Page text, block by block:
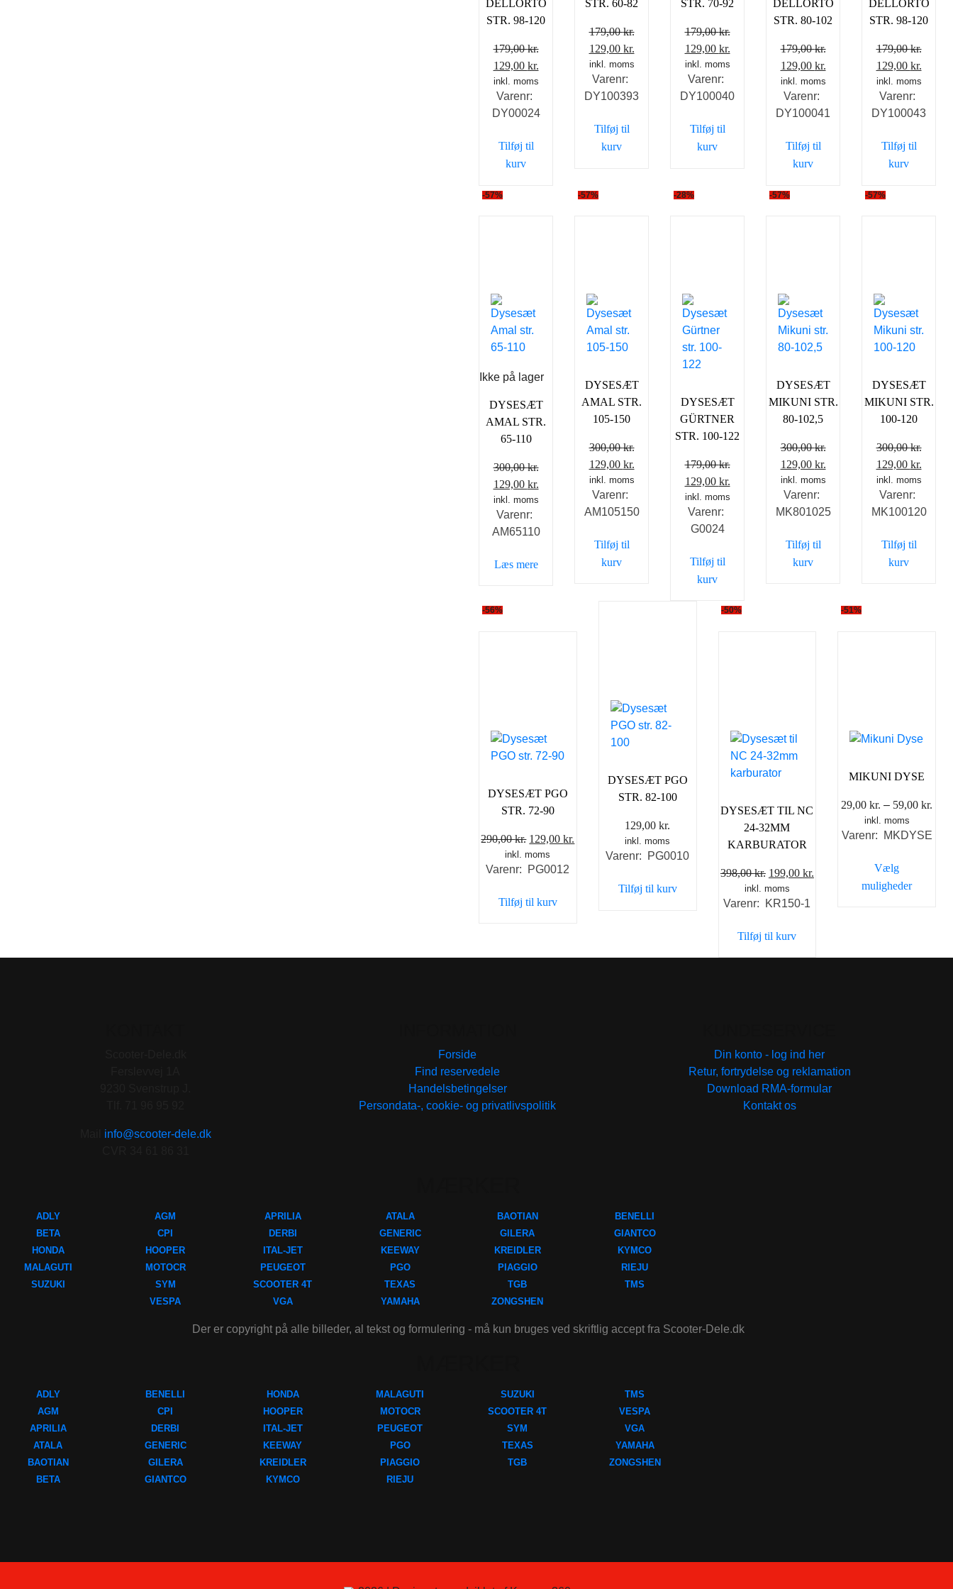
DELLORTO
STR. 98-120
179,00kr.
Den
oprindelige
pris
var:
129,00 kr.
aktuelle
er:
inkl. moms
Varenr:
DY00024
Tilføj til
kurv
STR. 60-82
179,00kr.
Den
oprindelige
pris
var:
129,00 kr.
aktuelle
er:
inkl. moms
Varenr:
DY100393
Tilføj til
kurv
STR. 70-92
179,00kr.
Den
oprindelige
pris
var:
129,00 kr.
aktuelle
er:
129,00 kr..
inkl. moms
Varenr:
DY100040
Tilføj til
kurv
DELLORTO
STR. 80-102
179,00kr.
Den
oprindelige
pris
var:
129,00 kr.
aktuelle
er:
inkl. moms
Varenr:
DY100041
Tilføj til
kurv
DELLORTO
STR. 98-120
179,00kr.
Den
oprindelige
pris
var:
129,00 kr.
er:
inkl. moms
Varenr:
DY100043
Tilføj til
kurv
-57%
Ikke på lager
DYSESÆT
AMAL STR.
65-110
300,00kr.
Den
oprindelige
pris
var:
129,00 kr.
aktuelle
er:
inkl. moms
Varenr:
AM65110
Læs mere
-57%
DYSESÆT
AMAL STR.
105-150
300,00kr.
Den
oprindelige
pris
var:
129,00 kr.
aktuelle
er:
inkl. moms
Varenr:
AM105150
Tilføj til
kurv
-28%
DYSESÆT
GÜRTNER
STR. 100-122
179,00kr.
Den
oprindelige
pris
var:
129,00 kr.
aktuelle
inkl. moms
Varenr:
G0024
Tilføj til
kurv
-57%
DYSESÆT
MIKUNI STR.
80-102,5
300,00kr.
Den
oprindelige
pris
var:
129,00 kr.
aktuelle
er:
inkl. moms
Varenr:
MK801025
Tilføj til
kurv
-57%
DYSESÆT
MIKUNI STR.
100-120
300,00kr.
Den
oprindelige
pris
var:
129,00 kr.
er:
inkl. moms
Varenr:
MK100120
Tilføj til
kurv
-56%
DYSESÆT PGO
STR. 72-90
290,00kr. Den
oprindelige
pris
290,00 kr..
129,00kr.
aktuelle
inkl. moms
Varenr: PG0012
Tilføj til kurv
DYSESÆT PGO
STR. 82-100
129,00kr.
inkl. moms
Varenr: PG0010
Tilføj til kurv
-50%
DYSESÆT TIL NC
24-32MM
KARBURATOR
398,00kr. Den
oprindelige
pris
398,00 kr..
199,00 kr.
inkl. moms
Varenr: KR150-1
Tilføj til kurv
-51%
MIKUNI DYSE
29,00kr. – 59,00kr.
inkl. moms
Varenr: MKDYSE
Vælg
muligheder
flere
info@scooter-dele.dk
Forside
Find reservedele
Handelsbetingelser
Persondata-, cookie- og privatlivspolitik
Din konto - log ind her
Retur, fortrydelse og reklamation
Download RMA-formular
Kontakt os
ADLY
BETA
HONDA
MALAGUTI
SUZUKI
AGM
CPI
HOOPER
MOTOCR
SYM
VESPA
APRILIA
DERBI
ITAL-JET
PEUGEOT
SCOOTER 4T
VGA
ATALA
GENERIC
KEEWAY
PGO
TEXAS
YAMAHA
BAOTIAN
GILERA
KREIDLER
PIAGGIO
TGB
ZONGSHEN
BENELLI
GIANTCO
KYMCO
RIEJU
TMS
Der er copyright på alle billeder, al tekst og formulering - må kun bruges ved skriftlig accept fra Scooter-Dele.dk
ADLY
AGM
APRILIA
ATALA
BAOTIAN
BETA
BENELLI
CPI
DERBI
GENERIC
GILERA
GIANTCO
HONDA
HOOPER
ITAL-JET
KEEWAY
KREIDLER
KYMCO
MALAGUTI
MOTOCR
PEUGEOT
PGO
PIAGGIO
RIEJU
SUZUKI
SCOOTER 4T
SYM
TEXAS
TGB
TMS
VESPA
VGA
YAMAHA
ZONGSHEN